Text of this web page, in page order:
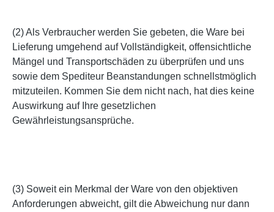
(2) Als Verbraucher werden Sie gebeten, die Ware bei
Lieferung umgehend auf Vollständigkeit, offensichtliche
Mängel und Transportschäden zu überprüfen und uns
sowie dem Spediteur Beanstandungen schnellstmöglich
mitzuteilen. Kommen Sie dem nicht nach, hat dies keine
Auswirkung auf Ihre gesetzlichen
Gewährleistungsansprüche.
(3) Soweit ein Merkmal der Ware von den objektiven
Anforderungen abweicht, gilt die Abweichung nur dann